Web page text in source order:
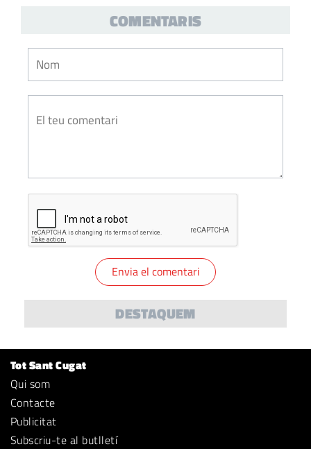
COMENTARIS
DESTAQUEM
Tot Sant Cugat
Qui som
Contacte
Publicitat
Subscriu-te al butlletí